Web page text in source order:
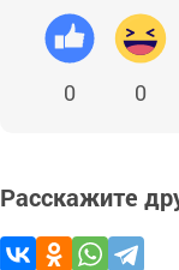
0 0
Расскажите